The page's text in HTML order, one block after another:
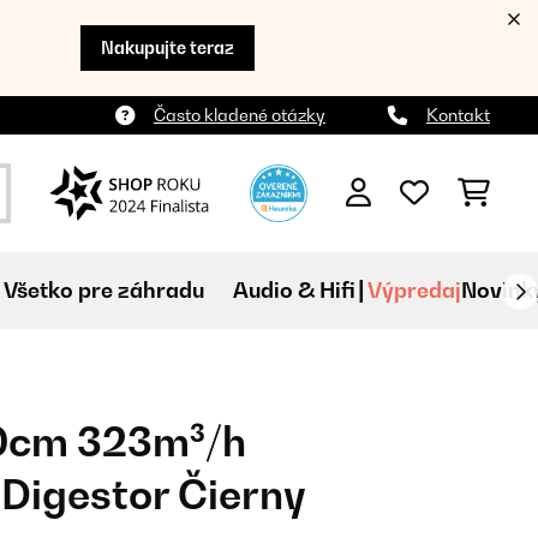
Nakupujte teraz
Často kladené otázky Kontakt
Všetko pre záhradu Audio & Hifi Výpredaj
323m³/h
Čierny